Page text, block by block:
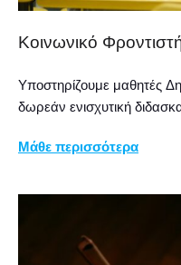
Κοινωνικό
Υποστηρίζουμε μαθητές
δωρεάν ενισχυτική
Μάθε περισσότερα